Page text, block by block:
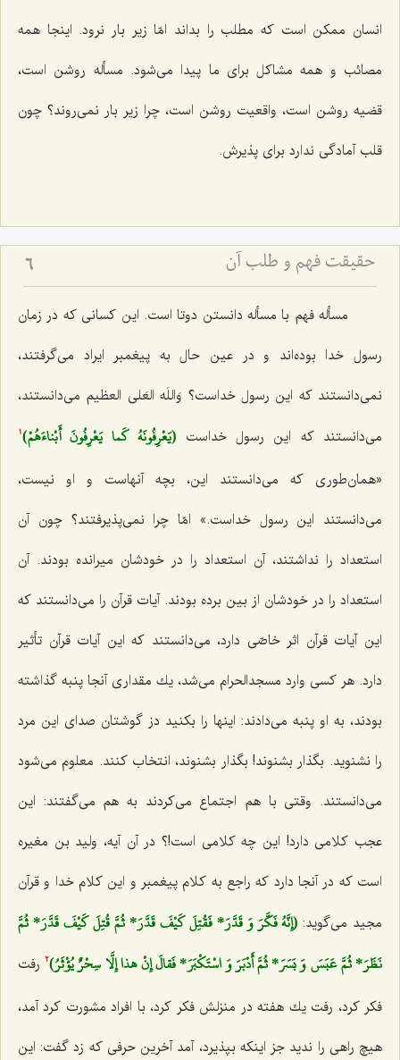
انسان ممكن است كه مطلب را بداند امّا زیر بار نرود. اینجا همه
مصائب و همه مشاكل برای ما پیدا می‌شود. مسأله روشن است،
قضیه روشن است، واقعیت روشن است، چرا زیر بار نمی‌روند؟ چون
قلب آمادگی ندارد برای پذیرش.
حقیقت فهم و طلب آن‏ 6
مسأله فهم با مسأله دانستن دوتا است. این كسانی كه در زمان
رسول خدا بوده‌اند و در عین حال به پیغمبر ایراد می‌گرفتند،
نمی‌دانستند كه این رسول خداست؟ وَاللَه العَلی العظیم می‌دانستند،
می‌دانستند كه این رسول خداست‌ (يَعْرِفُونَهُ كَما يَعْرِفُونَ أَبْناءَهُمْ)1
«همان‌طوری كه می‌دانستند این، بچه آنهاست و او نیست،
می‌دانستند این رسول خداست.» امّا چرا نمی‌پذیرفتند؟ چون آن
استعداد را نداشتند، آن استعداد را در خودشان میرانده بودند. آن
استعداد را در خودشان از بین برده بودند. آیات قرآن را می‌دانستند كه
این آیات قرآن اثر خاصّی دارد، می‌دانستند كه این آیات قرآن تأثیر
دارد. هر كسی وارد مسجدالحرام می‌شد، یك مقداری آنجا پنبه گذاشته
بودند، به او پنبه می‌دادند: اینها را بكنید دز گوشتان صدای این مرد
را نشنوید. بگذار بشنوند! بگذار بشنوند، انتخاب كنند. معلوم می‌شود
می‌دانستند. وقتی با هم اجتماع می‌كردند به هم می‌گفتند: این
عجب كلامی دارد! این چه كلامی است!؟ در آن آیه، ولید بن مغیره
است كه در آنجا دارد كه راجع به كلام پیغمبر و این كلام خدا و قرآن
مجید می‌گوید:(إِنَّهُ فَكَّرَ وَ قَدَّرَ* فَقُتِلَ كَيْفَ قَدَّرَ* ثُمَّ قُتِلَ كَيْفَ قَدَّرَ* ثُمَّ
نَظَرَ* ثُمَّ عَبَسَ وَ بَسَرَ* ثُمَّ أَدْبَرَ وَ اسْتَكْبَرَ* فَقالَ إِنْ هذا إِلَّا سِحْرٌ يُؤْثَرُ)2رفت
فكر كرد، رفت یك هفته در منزلش فكر كرد، با افراد مشورت كرد آمد،
هیچ راهی را ندید جز اینكه بپذیرد، آمد آخرین حرفی كه زد گفت: این